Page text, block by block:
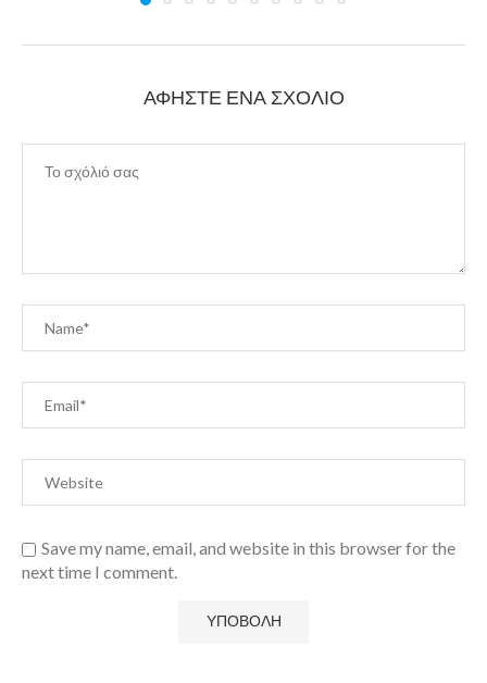
ΑΦΉΣΤΕ ΈΝΑ ΣΧΌΛΙΟ
Save my name, email, and website in this browser for the
next time I comment.